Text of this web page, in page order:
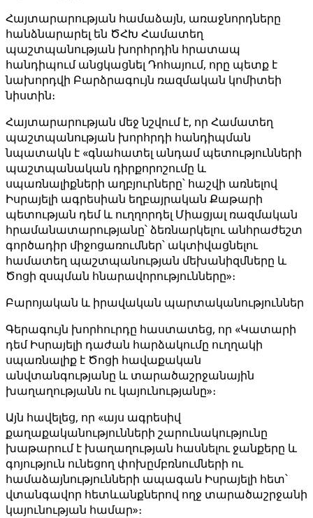
Հայտարարության համաձայն, առաջնորդները
հանձնարարել են ԾՀԽ Համատեղ
պաշտպանության խորհրդին հրատապ
հանդիպում անցկացնել Դոհայում, որը պետք է
նախորդվի Բարձրագույն ռազմական կոմիտեի
նիստին։
Հայտարարության մեջ նշվում է, որ Համատեղ
պաշտպանության խորհրդի հանդիպման
նպատակն է «գնահատել անդամ պետությունների
պաշտպանական դիրքորոշումը և
սպառնալիքների աղբյուրները՝ հաշվի առնելով
Իսրայելի ագրեսիան եղբայրական Քաթարի
պետության դեմ և ուղղորդել Միացյալ ռազմական
հրամանատարությանը՝ ձեռնարկելու անհրաժեշտ
գործադիր միջոցառումներ՝ ակտիվացնելու
համատեղ պաշտպանության մեխանիզմները և
Ծոցի զսպման հնարավորությունները»։
Բարոյական և իրավական պարտականություններ
Գերագույն խորհուրդը հաստատեց, որ «Կատարի
դեմ Իսրայելի դաժան հարձակումը ուղղակի
սպառնալիք է Ծոցի հավաքական
անվտանգությանը և տարածաշրջանային
խաղաղությանն ու կայունությանը»։
Այն հավելեց, որ «այս ագրեսիվ
քաղաքականությունների շարունակությունը
խաթարում է խաղաղության հասնելու ջանքերը և
գոյություն ունեցող փոխըմբռնումների ու
համաձայնությունների ապագան Իսրայելի հետ՝
վտանգավոր հետևանքներով ողջ տարածաշրջանի
կայունության համար»։